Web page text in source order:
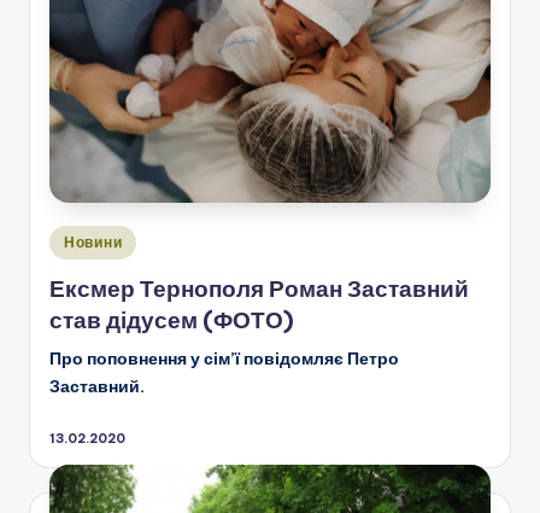
Опубліковано
Новини
Ексмер Тернополя Роман Заставний
став дідусем (ФОТО)
Про поповнення у сім’ї повідомляє Петро
Заставний.
13.02.2020